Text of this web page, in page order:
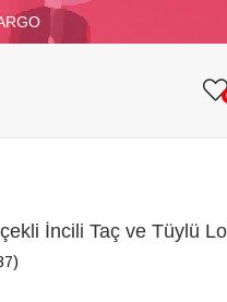
İncili Taç ve Tüylü